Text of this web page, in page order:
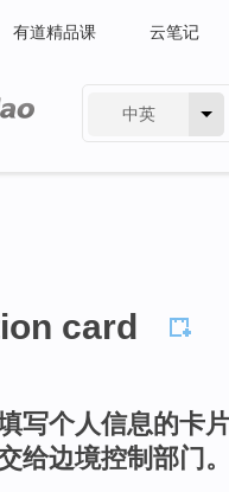
有道精品课 云笔记
中英
card
写个人信息的卡
给边境控制部门